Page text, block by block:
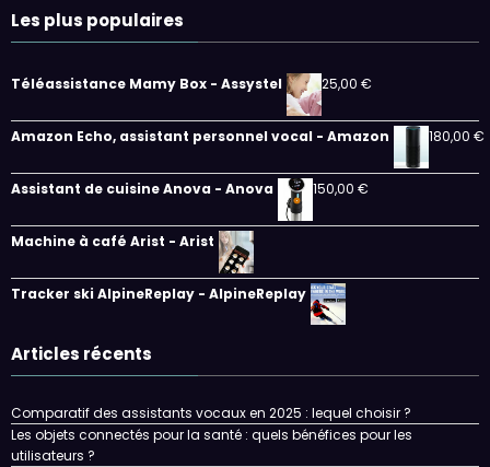
Les plus populaires
Téléassistance Mamy Box - Assystel 25,00 €
Amazon Echo, assistant personnel vocal - Amazon 180,00 €
Assistant de cuisine Anova - Anova 150,00 €
Machine à café Arist - Arist
Tracker ski AlpineReplay - AlpineReplay
Articles récents
Comparatif des assistants vocaux en 2025 : lequel choisir ?
Les objets connectés pour la santé : quels bénéfices pour les
utilisateurs ?